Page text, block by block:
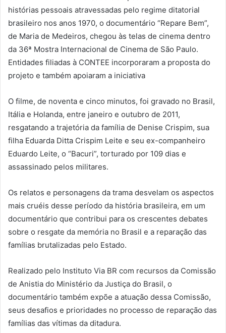
histórias pessoais atravessadas pelo regime ditatorial
brasileiro nos anos 1970, o documentário “Repare Bem”,
de Maria de Medeiros, chegou às telas de cinema dentro
da 36ª Mostra Internacional de Cinema de São Paulo.
Entidades filiadas à CONTEE incorporaram a proposta do
projeto e também apoiaram a iniciativa
O filme, de noventa e cinco minutos, foi gravado no Brasil,
Itália e Holanda, entre janeiro e outubro de 2011,
resgatando a trajetória da família de Denise Crispim, sua
filha Eduarda Ditta Crispim Leite e seu ex-companheiro
Eduardo Leite, o “Bacuri”, torturado por 109 dias e
assassinado pelos militares.
Os relatos e personagens da trama desvelam os aspectos
mais cruéis desse período da história brasileira, em um
documentário que contribui para os crescentes debates
sobre o resgate da memória no Brasil e a reparação das
famílias brutalizadas pelo Estado.
Realizado pelo Instituto Via BR com recursos da Comissão
de Anistia do Ministério da Justiça do Brasil, o
documentário também expõe a atuação dessa Comissão,
seus desafios e prioridades no processo de reparação das
famílias das vítimas da ditadura.